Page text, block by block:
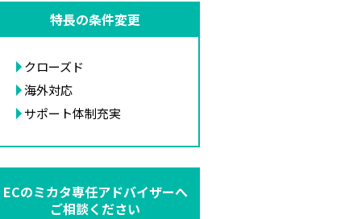
特長の条件変更
クローズド
海外対応
サポート体制充実
ECのミカタ専任アドバイザーへ
ご相談ください